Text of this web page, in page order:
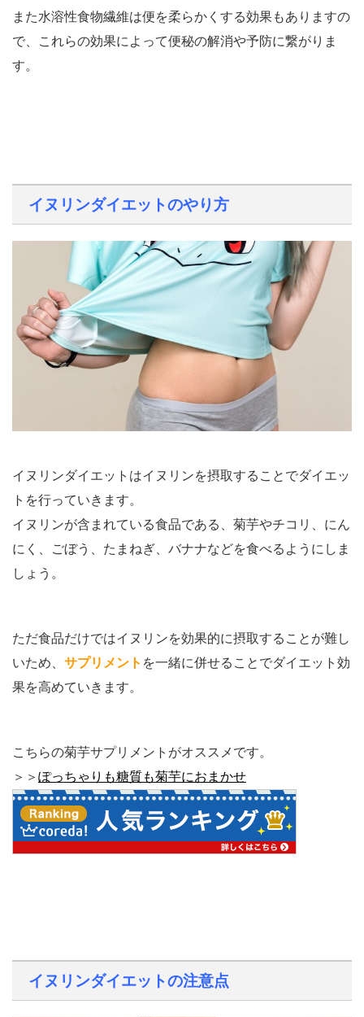
また水溶性食物繊維は便を柔らかくする効果もありますの
で、これらの効果によって便秘の解消や予防に繋がりま
す。
イヌリンダイエットのやり方
イヌリンダイエットはイヌリンを摂取することでダイエッ
トを行っていきます。
イヌリンが含まれている食品である、菊芋やチコリ、にん
にく、ごぼう、たまねぎ、バナナなどを食べるようにしま
しょう。
ただ食品だけではイヌリンを効果的に摂取することが難し
いため、 サプリメント を一緒に併せることでダイエット効
果を高めていきます。
こちらの菊芋サプリメントがオススメです。
＞＞ ぽっちゃりも糖質も菊芋におまかせ
イヌリンダイエットの注意点